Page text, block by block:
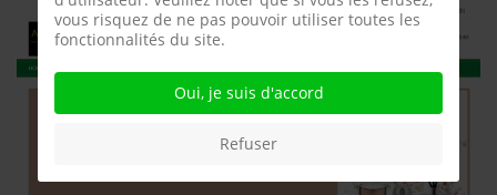
vous risquez de ne pas pouvoir utiliser toutes les
fonctionnalités du site.
Oui, je suis d'accord
Refuser